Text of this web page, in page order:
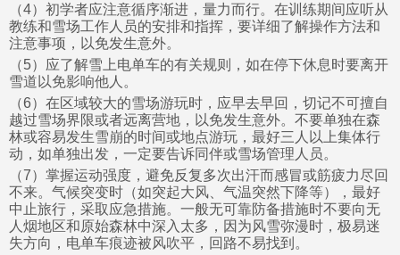
（4）初学者应注意循序渐进，量力而行。在训练期间应听从
教练和雪场工作人员的安排和指挥，要详细了解操作方法和
注意事项，以免发生意外。
（5）应了解雪上电单车的有关规则，如在停下休息时要离开
雪道以免影响他人。
（6）在区域较大的雪场游玩时，应早去早回，切记不可擅自
越过雪场界限或者远离营地，以免发生意外。不要单独在森
林或容易发生雪崩的时间或地点游玩，最好三人以上集体行
动，如单独出发，一定要告诉同伴或雪场管理人员。
（7）掌握运动强度，避免反复多次出汗而感冒或筋疲力尽回
不来。气候突变时（如突起大风、气温突然下降等），最好
中止旅行，采取应急措施。一般无可靠防备措施时不要向无
人烟地区和原始森林中深入太多，因为风雪弥漫时，极易迷
失方向，电单车痕迹被风吹平，回路不易找到。